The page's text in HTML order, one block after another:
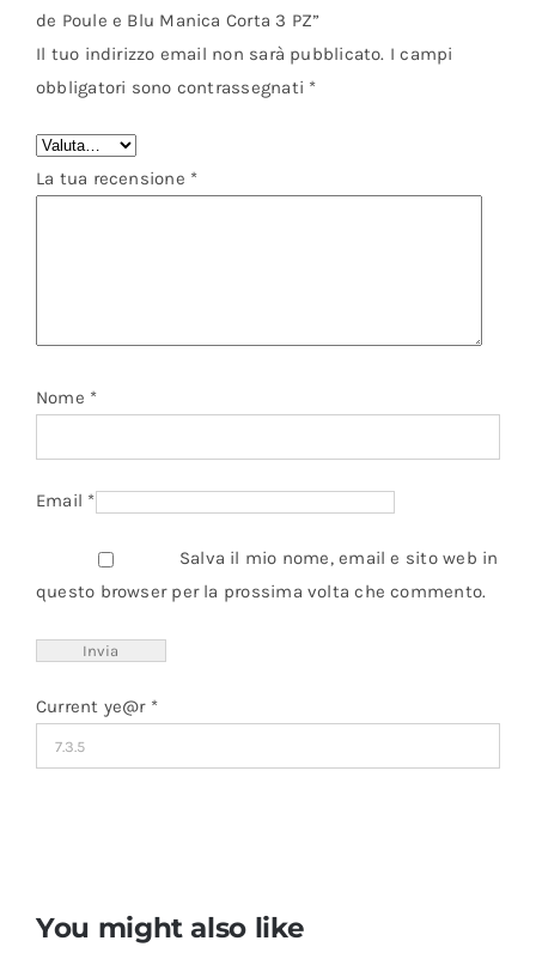
de Poule e Blu Manica Corta 3 PZ”
Il tuo indirizzo email non sarà pubblicato. I campi
obbligatori sono contrassegnati *
La tua recensione *
Nome *
Email *
Salva il mio nome, email e sito web in
questo browser per la prossima volta che commento.
Current ye@r *
You might also like